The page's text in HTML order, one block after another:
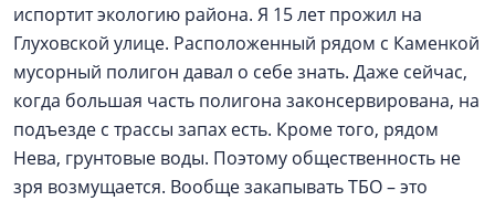
испортит экологию района. Я 15 лет прожил на
Глуховской улице. Расположенный рядом с Каменкой
мусорный полигон давал о себе знать. Даже сейчас,
когда большая часть полигона законсервирована, на
подъезде с трассы запах есть. Кроме того, рядом
Нева, грунтовые воды. Поэтому общественность не
зря возмущается. Вообще закапывать ТБО – это